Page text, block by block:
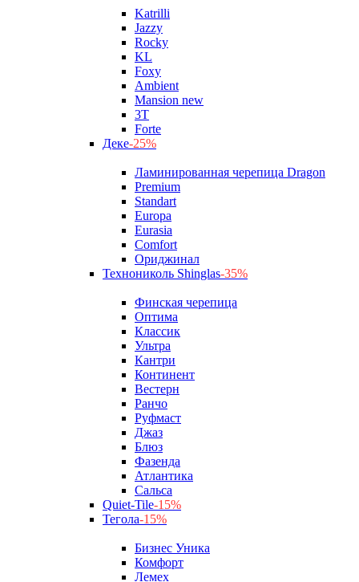
Katrilli
Jazzy
Rocky
KL
Foxy
Ambient
Mansion new
3Т
Forte
Деке-25%
Ламинированная черепица Dragon
Premium
Standart
Europa
Eurasia
Comfort
Ориджинал
Технониколь Shinglas-35%
Финская черепица
Оптима
Классик
Ультра
Кантри
Континент
Вестерн
Ранчо
Руфмаст
Джаз
Блюз
Фазенда
Атлантика
Сальса
Quiet-Tile-15%
Тегола-15%
Бизнес Уника
Комфорт
Лемех